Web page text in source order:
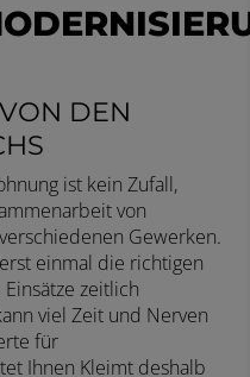
DEN
ist kein Zufall,
von
Gewerken.
einmal die richtigen
zeitlich
viel Zeit und Nerven
für
Ihnen Kleimt deshalb